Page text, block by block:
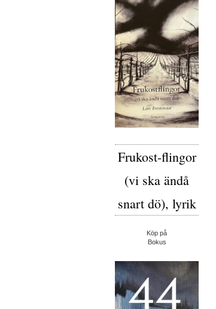
Frukost-flingor
(vi ska ändå
snart dö), lyrik
Köp på
Bokus